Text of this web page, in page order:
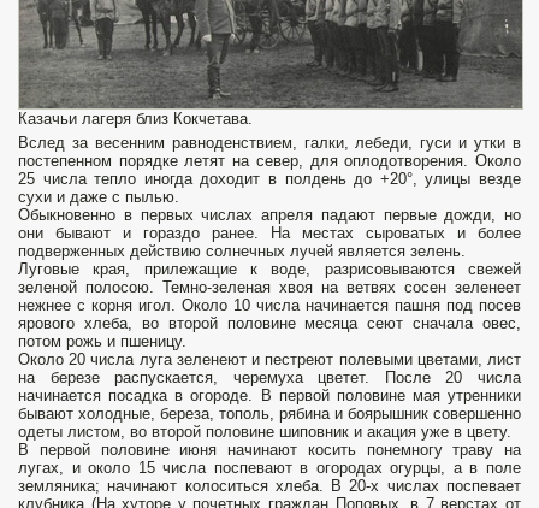
Казачьи лагеря близ Кокчетава.
Вслед за весенним равноденствием, галки, лебеди, гуси и утки в
постепенном порядке летят на север, для оплодотворения. Около
25 числа тепло иногда доходит в полдень до +20°, улицы везде
сухи и даже с пылью.
Обыкновенно в первых числах апреля падают первые дожди, но
они бывают и гораздо ранее. На местах сыроватых и более
подверженных действию солнечных лучей является зелень.
Луговые края, прилежащие к воде, разрисовываются свежей
зеленой полосою. Темно-зеленая хвоя на ветвях сосен зеленеет
нежнее с корня игол. Около 10 числа начинается пашня под посев
ярового хлеба, во второй половине месяца сеют сначала овес,
потом рожь и пшеницу.
Около 20 числа луга зеленеют и пестреют полевыми цветами, лист
на березе распускается, черемуха цветет. После 20 числа
начинается посадка в огороде. В первой половине мая утренники
бывают холодные, береза, тополь, рябина и боярышник совершенно
одеты листом, во второй половине шиповник и акация уже в цвету.
В первой половине июня начинают косить понемногу траву на
лугах, и около 15 числа поспевают в огородах огурцы, а в поле
земляника; начинают колоситься хлеба. В 20-х числах поспевает
клубника (На хуторе у почетных граждан Поповых, в 7 верстах от